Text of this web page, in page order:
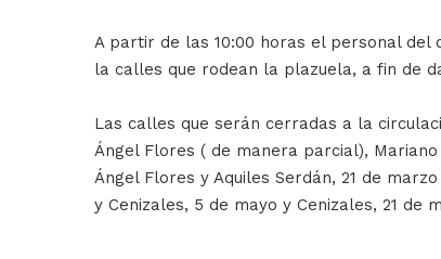
A partir de las 10:00 horas el personal
la calles que rodean la plazuela, a fin de
Las calles que serán cerradas a la
Ángel Flores ( de manera parcial),
Ángel Flores y Aquiles Serdán, 21 de
y Cenizales, 5 de mayo y Cenizales, 21 de